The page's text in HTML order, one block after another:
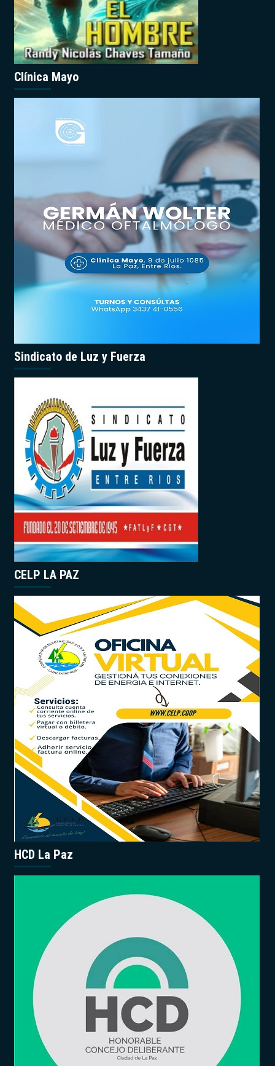
Clínica Mayo
Sindicato de Luz y Fuerza
CELP LA PAZ
HCD La Paz